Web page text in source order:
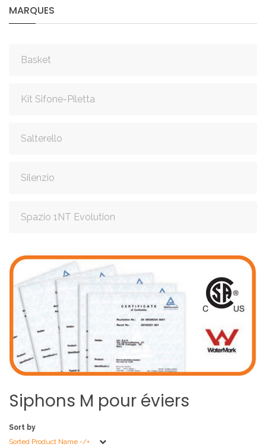
MARQUES
Basket
Kit Sifone-Piletta
Salterello
Silenzio
Spazio 1NT Evolution
Siphons M pour éviers
Sort by
Sorted Product Name -/+